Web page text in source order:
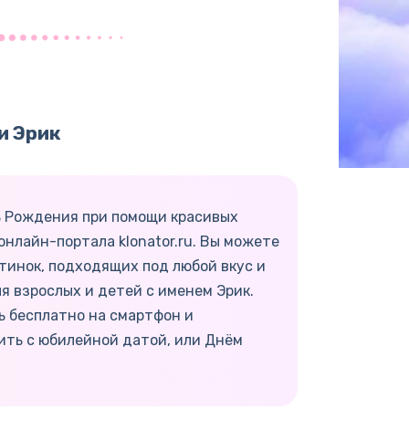
Эрик
при помощи красивых
портала klonator.ru. Вы можете
подходящих под любой вкус и
взрослых и детей с именем Эрик.
бесплатно на смартфон и
с юбилейной датой, или Днём